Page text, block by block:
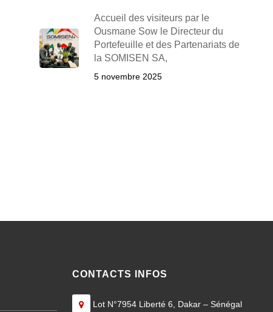
Accueil des visiteurs par le
Ousmane Sow le Directeur du
Portefeuille et des Partenariats de
la SOMISEN SA,
5 novembre 2025
CONTACTS INFOS
Lot N°7954 Liberté 6, Dakar – Sénégal